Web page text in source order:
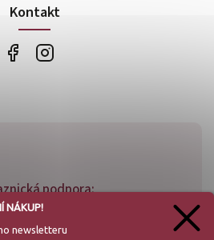
podpora:
773 779 781
Kontakt
NÁKUP!
newsletteru